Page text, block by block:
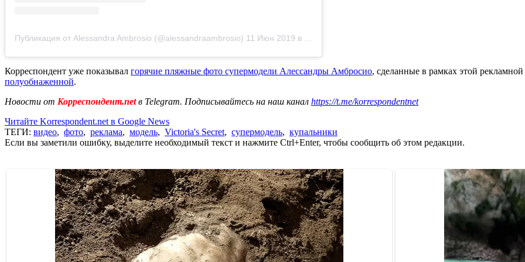
Публикация от Alessandra Ambrosio (@alessandraambrosio) 11 Июн 2019 в 12:22 PDT
Корреспондент уже показывал горячие пляжные фото супермодели Алессандры Амбросио, сделанные в рамках этой
полуобнаженной.
Новости от Корреспондент.netв Telegram. Подписывайтесь на наш канал https://t.me/korrespondentnet
Читайте Korrespondent.net в Google News
ТЕГИ: видео, фото, реклама, модель, Victoria's Secret, супермодель, купальники
Если вы заметили ошибку, выделите необходимый текст и нажмите Ctrl+Enter, чтобы сообщить об этом редакции.